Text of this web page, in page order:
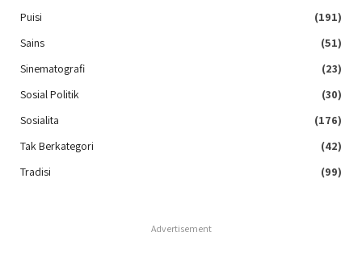
Puisi
(191)
Sains
(51)
Sinematografi
(23)
Sosial Politik
(30)
Sosialita
(176)
Tak Berkategori
(42)
Tradisi
(99)
Advertisement